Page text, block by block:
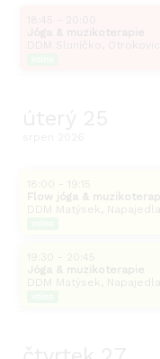
18:45 - 20:00
Jóga & muzikoterapie
DDM Sluníčko,
18:00 - 19:15
Flow jóga &
DDM Matýsek, Napajedla
19:30 - 20:45
Jóga & muzikoterapie
DDM Matýsek, Napajedla